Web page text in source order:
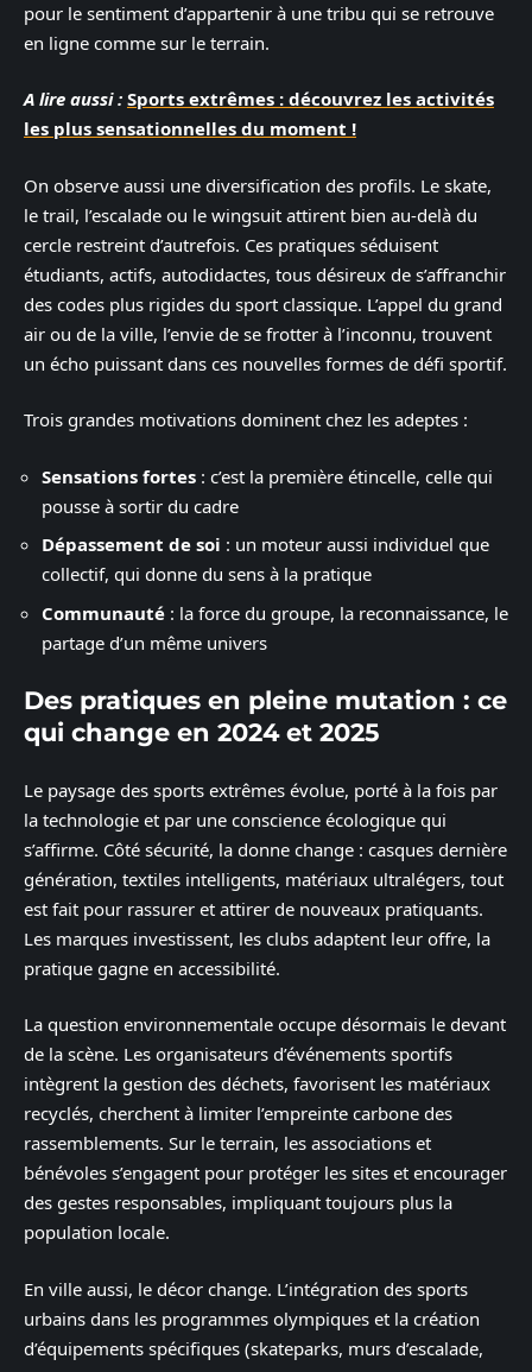
pour le sentiment d’appartenir à une tribu qui se retrouve
en ligne comme sur le terrain.
A lire aussi : Sports extrêmes : découvrez les activités
les plus sensationnelles du moment !
On observe aussi une diversification des profils. Le skate,
le trail, l’escalade ou le wingsuit attirent bien au-delà du
cercle restreint d’autrefois. Ces pratiques séduisent
étudiants, actifs, autodidactes, tous désireux de s’affranchir
des codes plus rigides du sport classique. L’appel du grand
air ou de la ville, l’envie de se frotter à l’inconnu, trouvent
un écho puissant dans ces nouvelles formes de défi sportif.
Trois grandes motivations dominent chez les adeptes :
Sensations fortes : c’est la première étincelle, celle qui
pousse à sortir du cadre
Dépassement de soi : un moteur aussi individuel que
collectif, qui donne du sens à la pratique
Communauté : la force du groupe, la reconnaissance, le
partage d’un même univers
Des pratiques en pleine mutation : ce
qui change en 2024 et 2025
Le paysage des sports extrêmes évolue, porté à la fois par
la technologie et par une conscience écologique qui
s’affirme. Côté sécurité, la donne change : casques dernière
génération, textiles intelligents, matériaux ultralégers, tout
est fait pour rassurer et attirer de nouveaux pratiquants.
Les marques investissent, les clubs adaptent leur offre, la
pratique gagne en accessibilité.
La question environnementale occupe désormais le devant
de la scène. Les organisateurs d’événements sportifs
intègrent la gestion des déchets, favorisent les matériaux
recyclés, cherchent à limiter l’empreinte carbone des
rassemblements. Sur le terrain, les associations et
bénévoles s’engagent pour protéger les sites et encourager
des gestes responsables, impliquant toujours plus la
population locale.
En ville aussi, le décor change. L’intégration des sports
urbains dans les programmes olympiques et la création
d’équipements spécifiques (skateparks, murs d’escalade,